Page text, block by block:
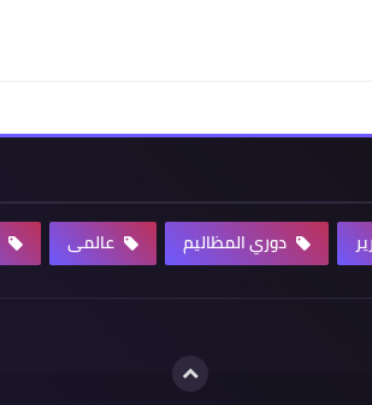
دوري المظاليم عالمى